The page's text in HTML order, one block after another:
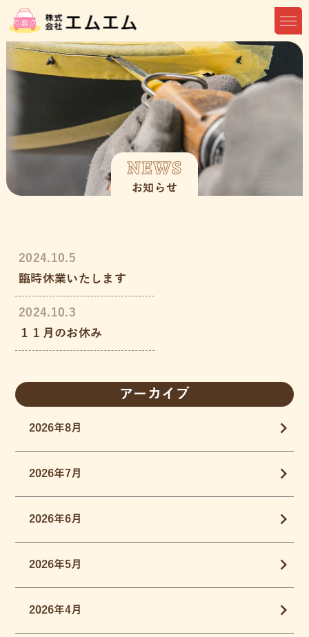
NEWS
お知らせ
2024.10.5
臨時休業いたします
2024.10.3
１１月のお休み
アーカイブ
2026年8月
2026年7月
2026年6月
2026年5月
2026年4月